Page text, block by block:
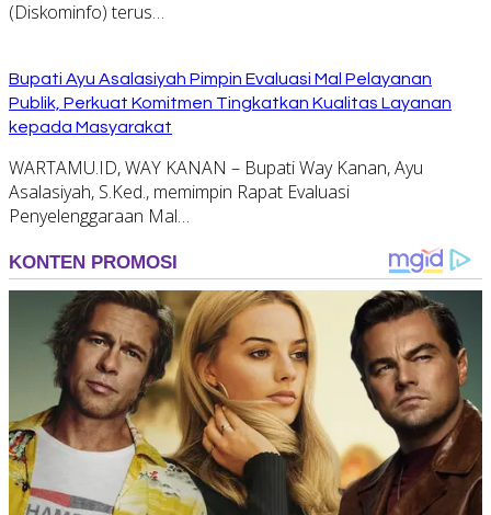
(Diskominfo) terus…
Bupati Ayu Asalasiyah Pimpin Evaluasi Mal Pelayanan
Publik, Perkuat Komitmen Tingkatkan Kualitas Layanan
kepada Masyarakat
WARTAMU.ID, WAY KANAN – Bupati Way Kanan, Ayu
Asalasiyah, S.Ked., memimpin Rapat Evaluasi
Penyelenggaraan Mal…